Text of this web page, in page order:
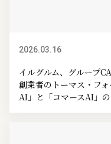
2026.03.16
イルグルム、グループ
創業者のトーマス・フ
AI」と「コマースAI」